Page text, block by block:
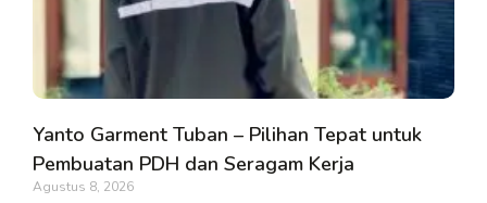
Yanto Garment Tuban – Pilihan Tepat untuk
Pembuatan PDH dan Seragam Kerja
Agustus 8, 2026